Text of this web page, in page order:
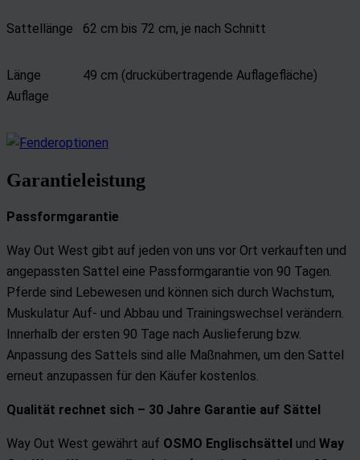
Sattellänge 62 cm bis 72 cm, je nach Schnitt
Länge
Auflage
49 cm (druckübertragende Auflagefläche)
Garantieleistung
Passformgarantie
Way Out West gibt auf jeden von uns vor Ort verkauften und
angepassten Sattel eine Passformgarantie von 90 Tagen.
Pferde sind Lebewesen und können sich durch Wachstum,
Muskulatur Auf- und Abbau und Trainingswechsel verändern.
Innerhalb der ersten 90 Tage nach Auslieferung bzw.
Anpassung des Sattels sind alle Maßnahmen, um den Sattel
erneut anzupassen für den Käufer kostenlos.
Qualität rechnet sich – 30 Jahre Garantie auf Sättel
Way Out West gewährt auf OSMO Englischsättel und Way